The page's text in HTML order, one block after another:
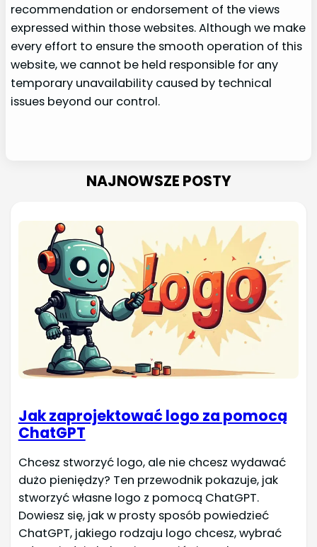
recommendation or endorsement of the views
expressed within those websites. Although we make
every effort to ensure the smooth operation of this
website, we cannot be held responsible for any
temporary unavailability caused by technical
issues beyond our control.
NAJNOWSZE POSTY
Jak zaprojektować logo za pomocą
ChatGPT
Chcesz stworzyć logo, ale nie chcesz wydawać
dużo pieniędzy? Ten przewodnik pokazuje, jak
stworzyć własne logo z pomocą ChatGPT.
Dowiesz się, jak w prosty sposób powiedzieć
ChatGPT, jakiego rodzaju logo chcesz, wybrać